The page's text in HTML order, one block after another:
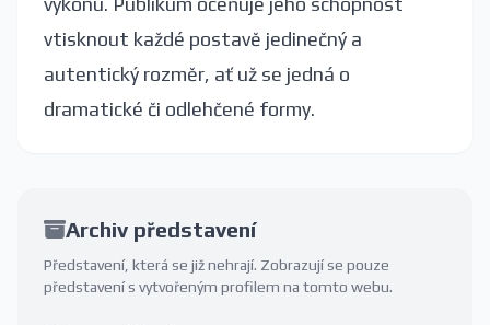
vtisknout každé postavě jedinečný a
autentický rozměr, ať už se jedná o
dramatické či odlehčené formy.
Archiv představení
Představení, která se již nehrají. Zobrazují se pouze
představení s vytvořeným profilem na tomto webu.